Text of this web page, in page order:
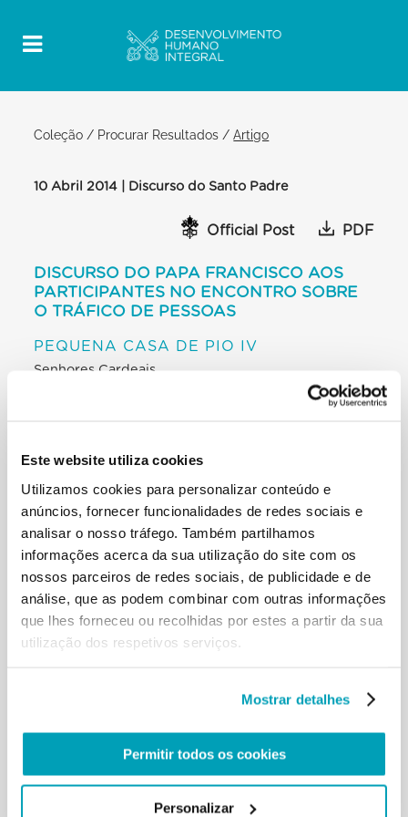
Este website utiliza cookies
Utilizamos cookies para personalizar conteúdo e
anúncios, fornecer funcionalidades de redes sociais e
analisar o nosso tráfego. Também partilhamos
informações acerca da sua utilização do site com os
nossos parceiros de redes sociais, de publicidade e de
análise, que as podem combinar com outras informações
que lhes forneceu ou recolhidas por estes a partir da sua
utilização dos respetivos serviços.
Mostrar detalhes
Permitir todos os cookies
Personalizar
Coleção / Procurar Resultados /Artigo
10 Abril 2014 | Discurso do Santo Padre
Official Post PDF
DISCURSO DO PAPA FRANCISCO AOS
PARTICIPANTES NO ENCONTRO SOBRE
O TRÁFICO DE PESSOAS
PEQUENA CASA DE PIO IV
Senhores Cardeais
para colaborar em conjunto contra o tráfico de
seres humanos. Estou grato ao
Cardeal Nichols e à Conferência Episcopal da
Sociais por o ter hospedado. Trata-
se de um encontro muito importante, mas é
também um gesto: é um gesto da
Igreja, um gesto das pessoas de boa vontade, que
quer bradar: «Chega!».
uma chaga na carne de Cristo. Trata-se de um
significa que desejamos que as
estratégias e competências sejam acompanhadas e
fortalecidas pela compaixão